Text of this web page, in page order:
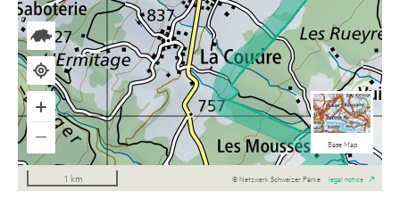
National maps b/w
National maps
Base Map
Aerial Imagery
1 km © Netzwerk Schweizer Pärke legal notice